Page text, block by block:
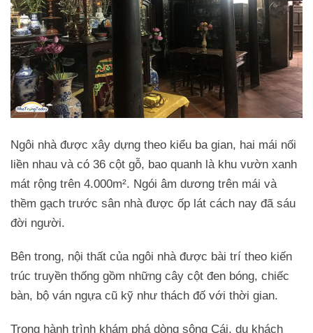
Ngôi nhà được xây dựng theo kiểu ba gian, hai mái nối
liền nhau và có 36 cột gỗ, bao quanh là khu vườn xanh
mát rộng trên 4.000m². Ngói âm dương trên mái và
thềm gạch trước sân nhà được ốp lát cách nay đã sáu
đời người.
Bên trong, nội thất của ngôi nhà được bài trí theo kiến
trúc truyền thống gồm những cây cột đen bóng, chiếc
bàn, bộ ván ngựa cũ kỹ như thách đố với thời gian.
Trong hành trình khám phá dòng sông Cái, du khách